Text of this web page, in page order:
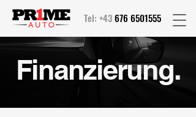
Tel: +43 676 6501555
Finanzierung.